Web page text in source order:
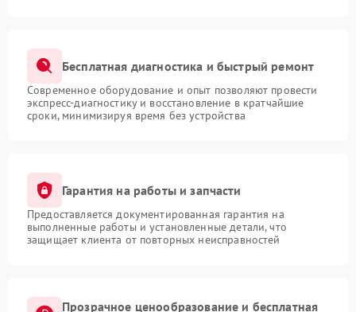
Бесплатная диагностика и быстрый ремонт
Современное оборудование и опыт позволяют провести
экспресс-диагностику и восстановление в кратчайшие
сроки, минимизируя время без устройства
Гарантия на работы и запчасти
Предоставляется документированная гарантия на
выполненные работы и установленные детали, что
защищает клиента от повторных неисправностей
Прозрачное ценообразование и бесплатная